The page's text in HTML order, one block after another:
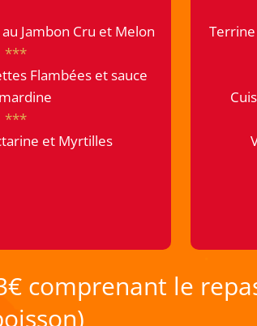
Jambon Cru et Melon
***
Flambées et sauce
***
et Myrtilles
comprenant le